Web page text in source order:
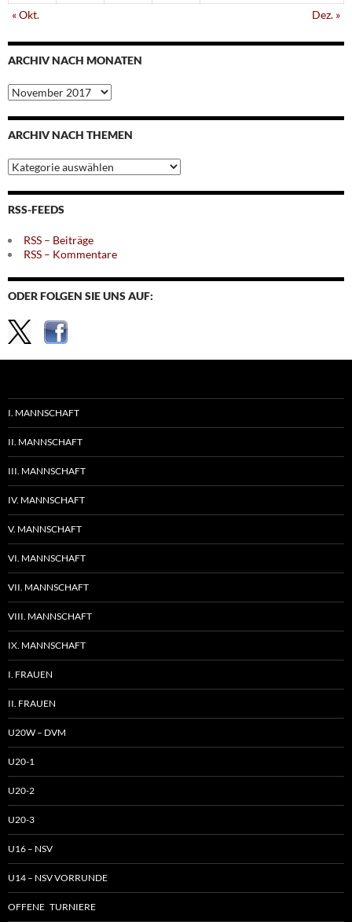
« Okt.
Dez. »
ARCHIV NACH MONATEN
Archiv
nach
Monaten
ARCHIV NACH THEMEN
Archiv
nach
Themen
RSS-FEEDS
RSS – Beiträge
RSS – Kommentare
ODER FOLGEN SIE UNS AUF:
I. MANNSCHAFT
II. MANNSCHAFT
III. MANNSCHAFT
IV. MANNSCHAFT
V. MANNSCHAFT
VI. MANNSCHAFT
VII. MANNSCHAFT
VIII. MANNSCHAFT
IX. MANNSCHAFT
I. FRAUEN
II. FRAUEN
U20W – DVM
U20-1
U20-2
U20-3
U16 – NSV
U14 – NSV VORRUNDE
OFFENE TURNIERE